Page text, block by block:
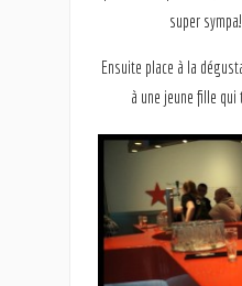
super
Ensuite place à la
à une jeune fille qui